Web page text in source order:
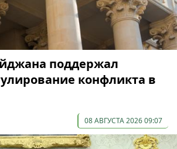
поддержал
конфликта в
08 АВГУСТА 2026 09:07